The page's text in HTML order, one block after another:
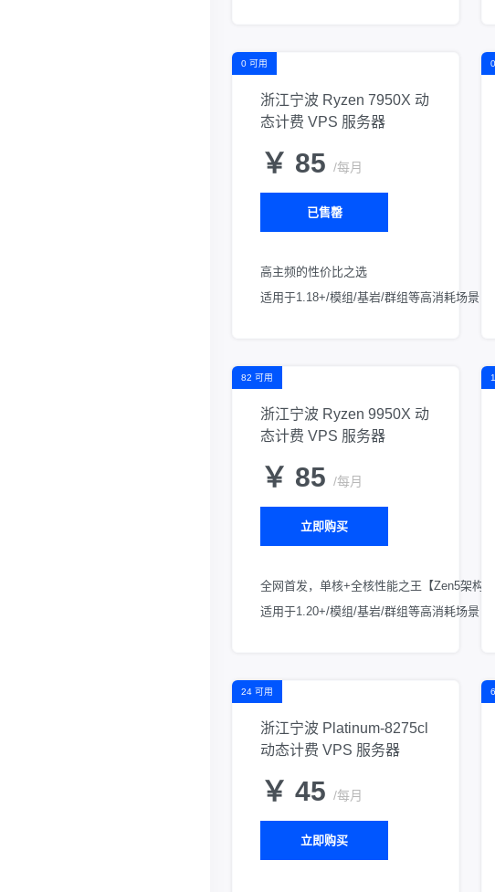
0 可用
浙江宁波 Ryzen 7950X 动
态计费 VPS 服务器
￥ 85 /每月
已售罄
高主频的性价比之选
适用于1.18+/模组/基岩/群组等高消耗场景
82 可用
浙江宁波 Ryzen 9950X 动
态计费 VPS 服务器
￥ 85 /每月
立即购买
全网首发，单核+全核性能之王【Zen5架构】
适用于1.20+/模组/基岩/群组等高消耗场景
24 可用
浙江宁波 Platinum-8275cl
动态计费 VPS 服务器
￥ 45 /每月
立即购买